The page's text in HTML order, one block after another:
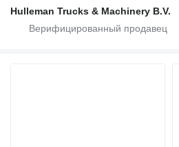
Hulleman Trucks & Machinery B.V.